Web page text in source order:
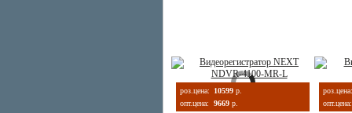
роз.цена: 10599 р.
опт.цена:
9669 р.
роз.цена:
опт.цена: